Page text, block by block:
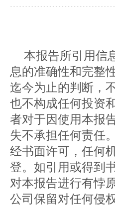
本报告所引用信
息的准确性和完整
迄今为止的判断，
也不构成任何投资
者对于因使用本报
失不承担任何责任
经书面许可，任何
登。如引用或得到
对本报告进行有悖
公司保留对任何侵